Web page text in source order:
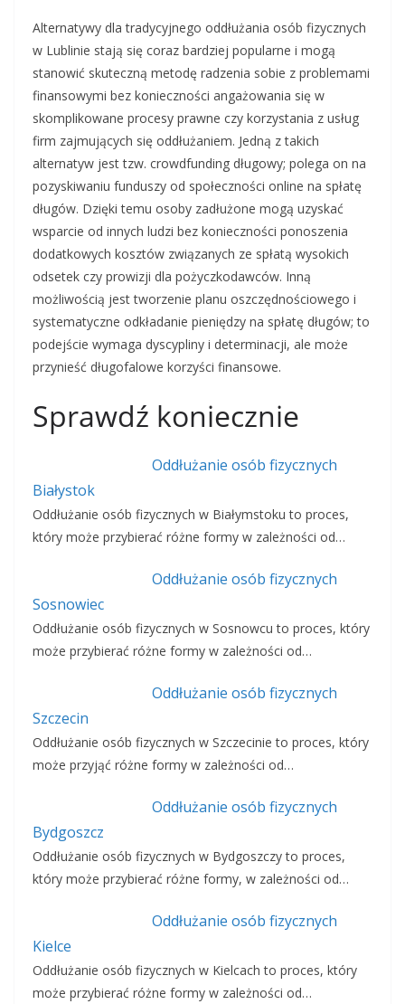
Alternatywy dla tradycyjnego oddłużania osób fizycznych
w Lublinie stają się coraz bardziej popularne i mogą
stanowić skuteczną metodę radzenia sobie z problemami
finansowymi bez konieczności angażowania się w
skomplikowane procesy prawne czy korzystania z usług
firm zajmujących się oddłużaniem. Jedną z takich
alternatyw jest tzw. crowdfunding długowy; polega on na
pozyskiwaniu funduszy od społeczności online na spłatę
długów. Dzięki temu osoby zadłużone mogą uzyskać
wsparcie od innych ludzi bez konieczności ponoszenia
dodatkowych kosztów związanych ze spłatą wysokich
odsetek czy prowizji dla pożyczkodawców. Inną
możliwością jest tworzenie planu oszczędnościowego i
systematyczne odkładanie pieniędzy na spłatę długów; to
podejście wymaga dyscypliny i determinacji, ale może
przynieść długofalowe korzyści finansowe.
Sprawdź koniecznie
Oddłużanie osób fizycznych
Białystok
Oddłużanie osób fizycznych w Białymstoku to proces,
który może przybierać różne formy w zależności od…
Oddłużanie osób fizycznych
Sosnowiec
Oddłużanie osób fizycznych w Sosnowcu to proces, który
może przybierać różne formy w zależności od…
Oddłużanie osób fizycznych
Szczecin
Oddłużanie osób fizycznych w Szczecinie to proces, który
może przyjąć różne formy w zależności od…
Oddłużanie osób fizycznych
Bydgoszcz
Oddłużanie osób fizycznych w Bydgoszczy to proces,
który może przybierać różne formy, w zależności od…
Oddłużanie osób fizycznych
Kielce
Oddłużanie osób fizycznych w Kielcach to proces, który
może przybierać różne formy w zależności od…